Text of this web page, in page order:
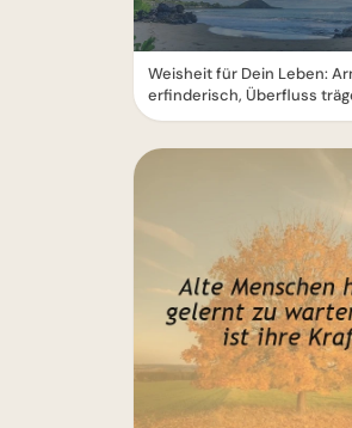
Weisheit für Dein Leben:
erfinderisch, Überfluss